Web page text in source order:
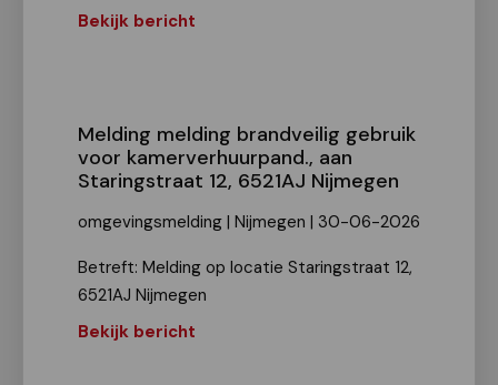
Bekijk bericht
Melding melding brandveilig gebruik
voor kamerverhuurpand., aan
Staringstraat 12, 6521AJ Nijmegen
omgevingsmelding | Nijmegen | 30-06-2026
Betreft: Melding op locatie Staringstraat 12,
6521AJ Nijmegen
Bekijk bericht